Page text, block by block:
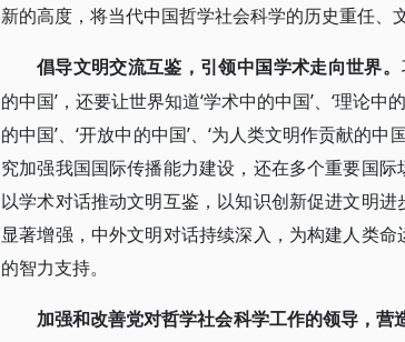
新的高度，将当代中国哲学社会科学的历史重任、
倡导文明交流互鉴，引领中国学术走向世界。
的中国’，还要让世界知道‘学术中的中国’、‘理论中
的中国’、‘开放中的中国’、‘为人类文明作贡献的
究加强我国国际传播能力建设，还在多个重要国
以学术对话推动文明互鉴，以知识创新促进文明
显著增强，中外文明对话持续深入，为构建人类
的智力支持。
加强和改善党对哲学社会科学工作的领导，营